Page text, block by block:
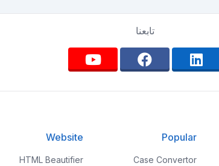
تابعنا
Popular
Case Convertor
Website
HTML Beautifier